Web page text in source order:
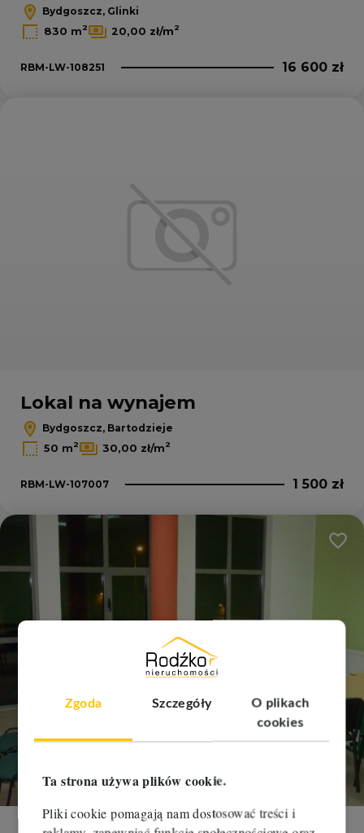
Zgoda Szczegóły
O plikach
cookies
Ta strona używa plików cookie.
Pliki cookie pomagają nam dostosować treści i
Bydgoszcz, Glinki
830 m2 20,00 zł/m2
RBM-LW-108251 16 600 zł
Lokal na wynajem
Bydgoszcz, Bartodzieje
50 m2 30,00 zł/m2
RBM-LW-107007 1 500 zł